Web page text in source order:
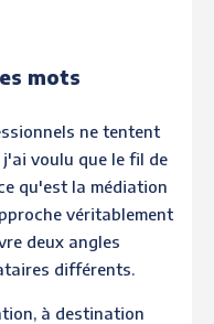
mots
ne tentent
voulu que le fil de
qu'est la médiation
véritablement
deux angles
différents.
à destination